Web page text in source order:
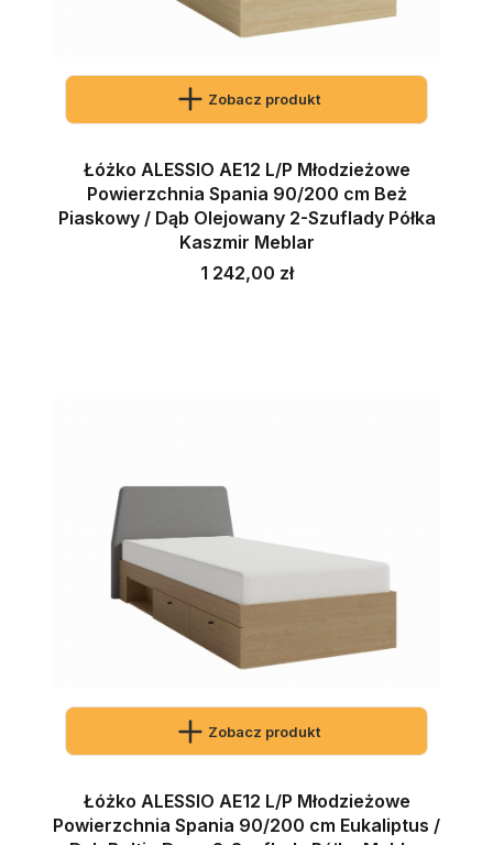
Zobacz produkt
Łóżko ALESSIO AE12 L/P Młodzieżowe
Powierzchnia Spania 90/200 cm Beż
Piaskowy / Dąb Olejowany 2-Szuflady Półka
Kaszmir Meblar
Cena
1 242,00 zł
Zobacz produkt
Łóżko ALESSIO AE12 L/P Młodzieżowe
Powierzchnia Spania 90/200 cm Eukaliptus /